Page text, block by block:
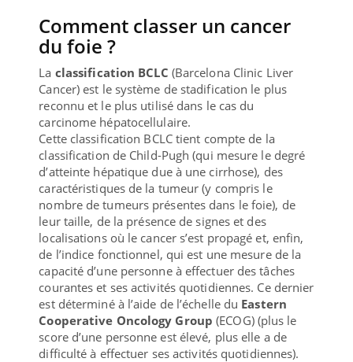
Comment classer un cancer
du foie ?
La classification BCLC (Barcelona Clinic Liver
Cancer) est le système de stadification le plus
reconnu et le plus utilisé dans le cas du
carcinome hépatocellulaire.
Cette classification BCLC tient compte de la
classification de Child-Pugh (qui mesure le degré
d’atteinte hépatique due à une cirrhose), des
caractéristiques de la tumeur (y compris le
nombre de tumeurs présentes dans le foie), de
leur taille, de la présence de signes et des
localisations où le cancer s’est propagé et, enfin,
de l’indice fonctionnel, qui est une mesure de la
capacité d’une personne à effectuer des tâches
courantes et ses activités quotidiennes. Ce dernier
est déterminé à l’aide de l’échelle du Eastern
Cooperative Oncology Group (ECOG) (plus le
score d’une personne est élevé, plus elle a de
difficulté à effectuer ses activités quotidiennes).